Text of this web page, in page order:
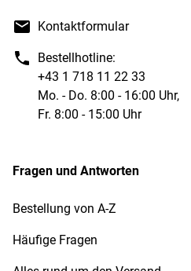
Kontaktformular
Bestellhotline:
+43 1 718 11 22 33
Mo. - Do. 8:00 - 16:00 Uhr,
Fr. 8:00 - 15:00 Uhr
Fragen und Antworten
Bestellung von A-Z
Häufige Fragen